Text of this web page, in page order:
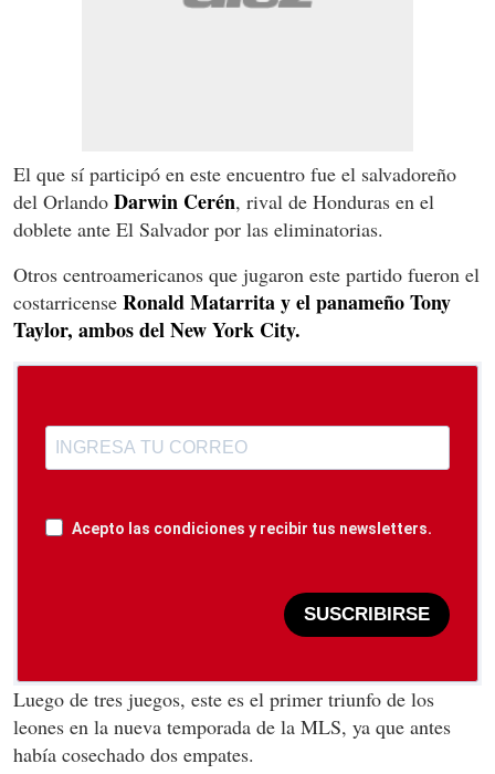
El que sí participó en este encuentro fue el salvadoreño
del Orlando Darwin Cerén, rival de Honduras en el
doblete ante El Salvador por las eliminatorias.
Otros centroamericanos que jugaron este partido fueron el
costarricense Ronald Matarrita y el panameño Tony
Taylor, ambos del New York City.
Acepto las condiciones y recibir tus newsletters.
SUSCRIBIRSE
Luego de tres juegos, este es el primer triunfo de los
leones en la nueva temporada de la MLS, ya que antes
había cosechado dos empates.